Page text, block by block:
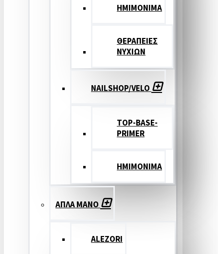
ΗΜΙΜΟΝΙΜΑ
ΘΕΡΑΠΕΙΕΣ
ΝΥΧΙΩΝ
NAILSHOP/VELO
TOP-BASE-
PRIMER
ΗΜΙΜΟΝΙΜΑ
ΑΠΛΑ ΜΑΝΟ
ALEZORI